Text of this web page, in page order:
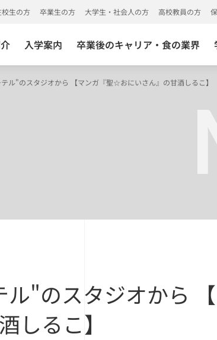
入学案内 卒業後のキャリア・食の業界
校生の方 卒業生の方 大学生・社会人の方 高校教員の方
ル"のスタジオから 【マンガ『聖☆おにいさん』の甘酒しるこ】
ル"のスタジオから
しるこ】